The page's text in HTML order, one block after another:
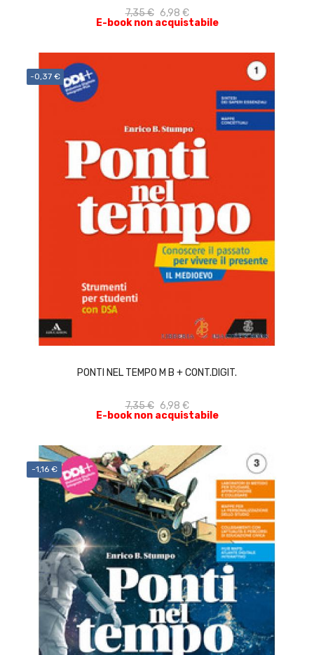
7,35 € 6,98 €
E-book non acquistabile
-0,37 €
PONTI NEL TEMPO M B + CONT.DIGIT.
7,35 € 6,98 €
E-book non acquistabile
ACQUISTA
-1,16 €